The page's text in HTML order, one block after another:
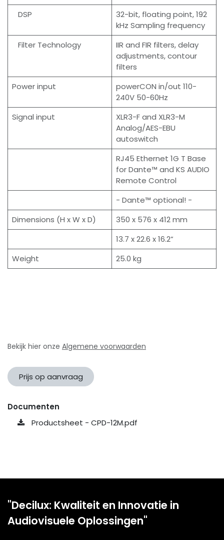
DSP
32-bit, floating point, 192
kHz Sampling frequency
Filter Technology
IIR and FIR filters, delay
adjustments, contour
filters
Power input
powerCON in/out 110-
240V 50-60Hz
Signal input
XLR3-F and XLR3-M
Analog/AES-EBU
autoswitch
RJ45 Ethernet 1G T Base
for Dante™ and KS AUDIO
Remote Control
- Dante™ optional! -
Dimensions (H x W x D)
350 x 576 x 412 mm
13.7 x 22.6 x 16.2”
Weight
25.0 kg
Bekijk hier onze Algemene voorwaarden
Prijs op aanvraag
Documenten
Productsheet - CPD-12M.pdf
"Decilux: Kwaliteit en Innovatie in
Audiovisuele Oplossingen"